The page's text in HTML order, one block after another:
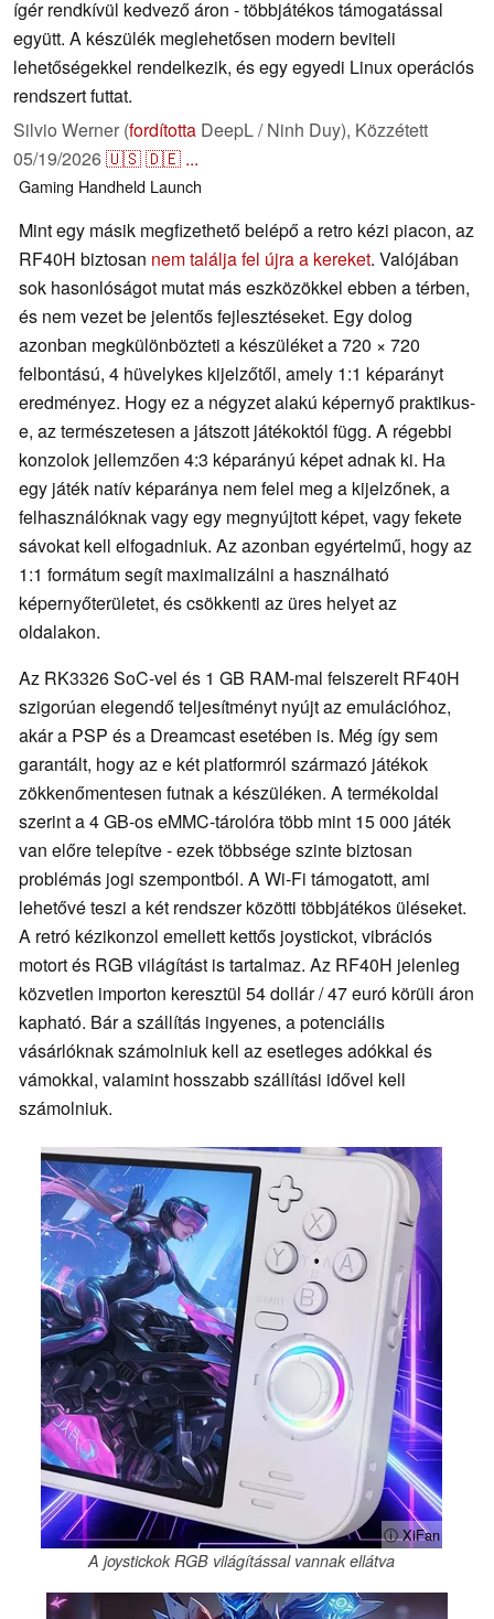
ígér rendkívül kedvező áron - többjátékos támogatással
együtt. A készülék meglehetősen modern beviteli
lehetőségekkel rendelkezik, és egy egyedi Linux operációs
rendszert futtat.
Silvio Werner (fordította DeepL / Ninh Duy), Közzétett
05/19/2026🇺🇸🇩🇪 ...
Gaming Handheld Launch
Mint egy másik megfizethető belépő a retro kézi piacon, az
RF40H biztosan nem találja fel újra a kereket. Valójában
sok hasonlóságot mutat más eszközökkel ebben a térben,
és nem vezet be jelentős fejlesztéseket. Egy dolog
azonban megkülönbözteti a készüléket a 720 × 720
felbontású, 4 hüvelykes kijelzőtől, amely 1:1 képarányt
eredményez. Hogy ez a négyzet alakú képernyő praktikus-
e, az természetesen a játszott játékoktól függ. A régebbi
konzolok jellemzően 4:3 képarányú képet adnak ki. Ha
egy játék natív képaránya nem felel meg a kijelzőnek, a
felhasználóknak vagy egy megnyújtott képet, vagy fekete
sávokat kell elfogadniuk. Az azonban egyértelmű, hogy az
1:1 formátum segít maximalizálni a használható
képernyőterületet, és csökkenti az üres helyet az
oldalakon.
Az RK3326 SoC-vel és 1 GB RAM-mal felszerelt RF40H
szigorúan elegendő teljesítményt nyújt az emulációhoz,
akár a PSP és a Dreamcast esetében is. Még így sem
garantált, hogy az e két platformról származó játékok
zökkenőmentesen futnak a készüléken. A termékoldal
szerint a 4 GB-os eMMC-tárolóra több mint 15 000 játék
van előre telepítve - ezek többsége szinte biztosan
problémás jogi szempontból. A Wi-Fi támogatott, ami
lehetővé teszi a két rendszer közötti többjátékos üléseket.
A retró kézikonzol emellett kettős joystickot, vibrációs
motort és RGB világítást is tartalmaz. Az RF40H jelenleg
közvetlen importon keresztül 54 dollár / 47 euró körüli áron
kapható. Bár a szállítás ingyenes, a potenciális
vásárlóknak számolniuk kell az esetleges adókkal és
vámokkal, valamint hosszabb szállítási idővel kell
számolniuk.
ⓘ XiFan
A joystickok RGB világítással vannak ellátva